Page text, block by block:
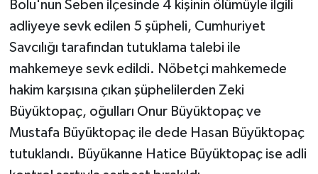
Bolu'nun Seben ilçesinde 4 kişinin ölümüyle ilgili
adliyeye sevk edilen 5 şüpheli, Cumhuriyet
Savcılığı tarafından tutuklama talebi ile
mahkemeye sevk edildi. Nöbetçi mahkemede
hakim karşısına çıkan şüphelilerden Zeki
Büyüktopaç, oğulları Onur Büyüktopaç ve
Mustafa Büyüktopaç ile dede Hasan Büyüktopaç
tutuklandı. Büyükanne Hatice Büyüktopaç ise adli